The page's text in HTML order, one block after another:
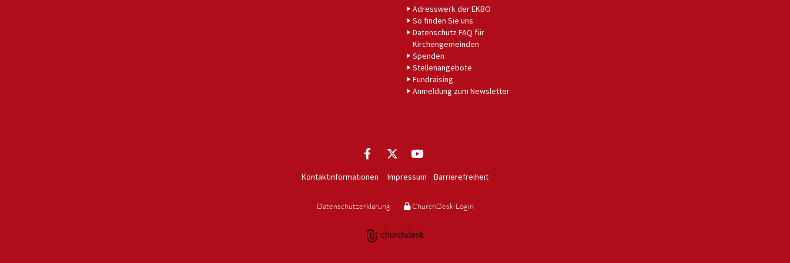
Adresswerk der EKBO
So finden Sie uns
Datenschutz FAQ für
Kirchengemeinden
Spenden
Stellenangebote
Fundraising
Anmeldung zum Newsletter
Kontaktinformationen Impressum Barrierefreiheit
Datenschutzerklärung ChurchDesk-Login